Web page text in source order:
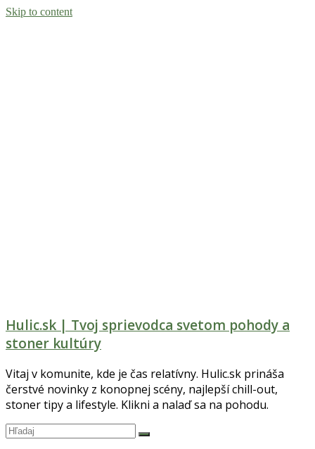
Skip to content
Hulic.sk | Tvoj sprievodca svetom pohody a
stoner kultúry
Vitaj v komunite, kde je čas relatívny. Hulic.sk prináša
čerstvé novinky z konopnej scény, najlepší chill-out,
stoner tipy a lifestyle. Klikni a nalaď sa na pohodu.